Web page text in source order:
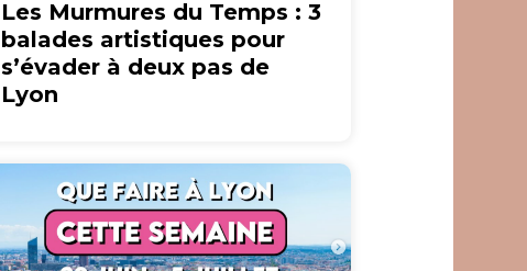
Les Murmures du Temps : 3
balades artistiques pour
s’évader à deux pas de
Lyon